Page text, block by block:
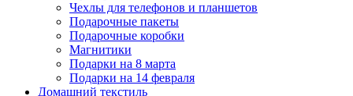
Чехлы для телефонов и планшетов
Подарочные пакеты
Подарочные коробки
Магнитики
Подарки на 8 марта
Подарки на 14 февраля
Домашний текстиль